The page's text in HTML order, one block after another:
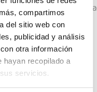
compartimos
del sitio web con
publicidad y análisis
otra información
hayan recopilado a
servicios.